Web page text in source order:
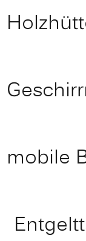
mobile